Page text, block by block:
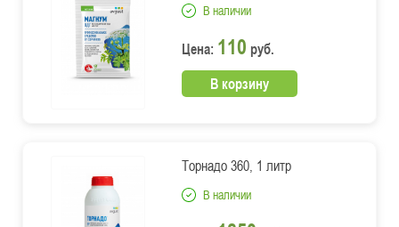
В наличии
Цена: 110 руб.
В корзину
Торнадо 360, 1 литр
В наличии